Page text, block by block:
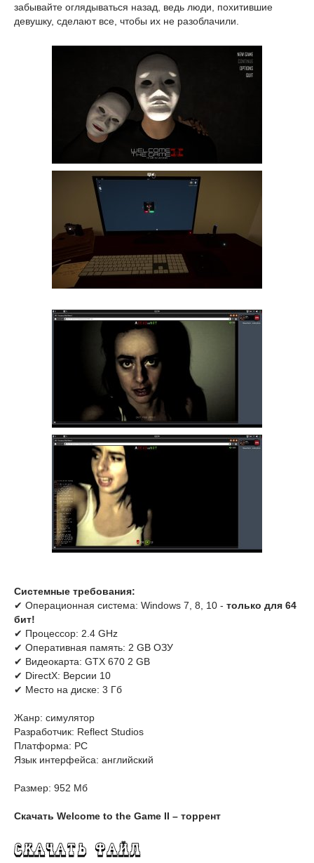
забывайте оглядываться назад, ведь люди, похитившие
девушку, сделают все, чтобы их не разоблачили.
Системные требования:
✔ Операционная система: Windows 7, 8, 10 - только для 64
бит!
✔ Процессор: 2.4 GHz
✔ Оперативная память: 2 GB ОЗУ
✔ Видеокарта: GTX 670 2 GB
✔ DirectX: Версии 10
✔ Место на диске: 3 Гб
Жанр: симулятор
Разработчик: Reflect Studios
Платформа: PC
Язык интерфейса: английский
Размер: 952 Мб
Скачать Welcome to the Game II – торрент